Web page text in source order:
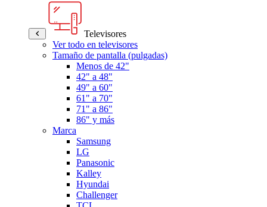
Televisores
Ver todo en televisores
Tamaño de pantalla (pulgadas)
Menos de 42"
42" a 48"
49" a 60"
61" a 70"
71" a 86"
86" y más
Marca
Samsung
LG
Panasonic
Kalley
Hyundai
Challenger